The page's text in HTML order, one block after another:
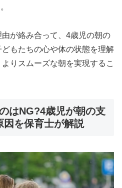
が絡み合って、4歳児の朝の
もたちの心や体の状態を理解
りスムーズな朝を実現するこ
はNG?4歳児が朝の支
因を保育士が解説